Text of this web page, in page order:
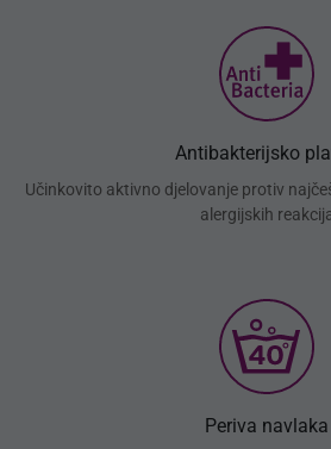
Antibakterijsko
Učinkovito aktivno djelovanje protiv
alergijskih
Periva navlaka